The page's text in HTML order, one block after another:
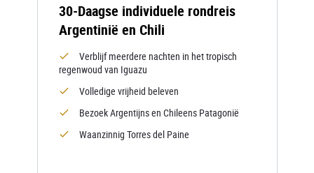
30-Daagse individuele rondreis
Argentinië en Chili
Verblijf meerdere nachten in het tropisch
regenwoud van Iguazu
Volledige vrijheid beleven
Bezoek Argentijns en Chileens Patagonië
Waanzinnig Torres del Paine